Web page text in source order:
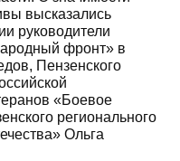
высказались
руководители
фронт» в
Пензенского
«Боевое
регионального
Ольга